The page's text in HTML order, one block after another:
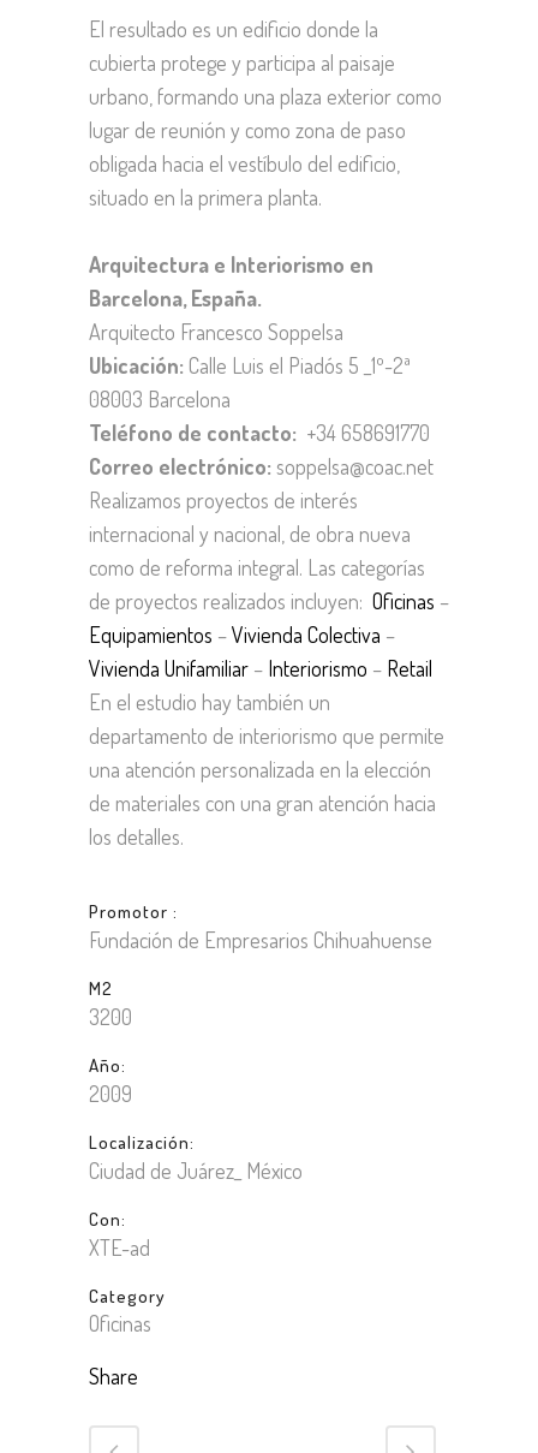
El resultado es un edificio donde la
cubierta protege y participa al paisaje
urbano, formando una plaza exterior como
lugar de reunión y como zona de paso
obligada hacia el vestíbulo del edificio,
situado en la primera planta.
Arquitectura e Interiorismo en
Barcelona, España.
Arquitecto Francesco Soppelsa
Ubicación: Calle Luis el Piadós 5 _1º-2ª
08003 Barcelona
Teléfono de contacto: +34 658691770
Correo electrónico: soppelsa@coac.net
Realizamos proyectos de interés
internacional y nacional, de obra nueva
como de reforma integral. Las categorías
de proyectos realizados incluyen: Oficinas –
Equipamientos –Vivienda Colectiva –
Vivienda Unifamiliar – Interiorismo – Retail
En el estudio hay también un
departamento de interiorismo que permite
una atención personalizada en la elección
de materiales con una gran atención hacia
los detalles.
Promotor :
Fundación de Empresarios Chihuahuense
M2
3200
Año:
2009
Localización:
Ciudad de Juárez_ México
Con:
XTE-ad
Category
Oficinas
Share